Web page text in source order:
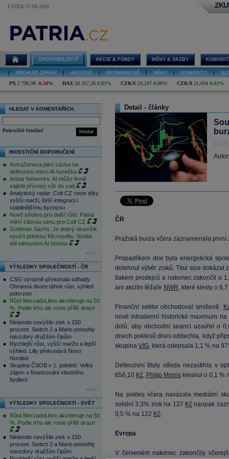
PÁTEK 07.08.2026
ZPRAVODAJSTVÍ AKCIE & FONDY MĚNY & SAZBY
PŘEHLED ZPRÁV AKCIOVÉ EKONOMICKÉ MĚNY KOMODITY
PX 2 790,98 -0,50% DAX 26 357,20 0,83% CZK/€ 24,247 0,08% CZK/$ 21,034 0,02%
HLEDAT V KOMENTÁŘÍCH
hledat
Pokročilé hledání
INVESTIČNÍ DOPORUČENÍ
AstraZeneca jako sázka na
defenzivu mimo AI horečku
Arista Networks: AI může firmě
zajistit příznivý vítr do zad
Analytický radar: Colt CZ roste díky
vyšší marži, širší integraci i
stabilnějšímu byznysu
Nové střelivo pro další růst. Patria
mění cílovou cenu pro Colt CZ
Goldman Sachs: Je dobrý okamžik
využít poklesu Microsoftu. Nvidia
dál tahounem AI boomu
více...
VÝSLEDKY SPOLEČNOSTÍ - ČR
CSG výrazně překonala odhady.
Obranná divize táhne růst, výhled
potvrzen
Růst MercadoLibre akceleruje na 50
%. Podle trhu ale roste příliš draze
Nintendo navýšilo zisk o 150
procent. Switch 2 a Mario pomohly
navzdory dražším čipům
Rychlejší růst, vyšší marže a lepší
výhled. Lilly překonává Novo
Nordisk
Skupina ČSOB v 1. pololetí: Velký
zájem o financování vlastního
bydlení
více...
VÝSLEDKY SPOLEČNOSTÍ - SVĚT
Růst MercadoLibre akceleruje na 50
%. Podle trhu ale roste příliš draze
Nintendo navýšilo zisk o 150
procent. Switch 2 a Mario pomohly
navzdory dražším čipům
Detail - články
ČR
Pražská burza včera zaznamenala
Propadlíkem dne byla energetická
dolehnul výběr zisků. Titul sice dokázal
tlakem prodejců a nakonec zakončil o
ani akciím těžaře NWR, které klesly o
Finanční sektor obchodoval smíšeně.
nové intradenní historické maximum
dolů, aby obchodní seanci uzavřel o
dnech poklesů dnes oddechla, když
skupina VIG, která odepsala 1,1 % na
Defenzivní tituly středa nezastihla v
656,10 Kč, Philip Morris klesnul o 0,1 %
Na pokles včera navázala mediální
solidní 3,3% zisk na 127 Kčnaopak
0,5 % na 122 Kč.
Evropa
V červeném nakonec zakončily